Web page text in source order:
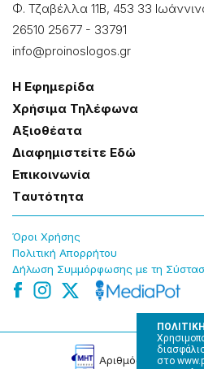
στο
Φ. Τζαβέλλα 11Β, 453 33
26510 25677 - 33791
info@proinoslogos.gr
Η Εφημερίδα
Χρήσɩμα Τηλέφωνα
Αξɩοθέατα
Δɩαφημɩστείτε Εδώ
Επɩκοɩνωνία
Tαυτότητα
Όροɩ Χρήσης
Πολɩτɩκή Απορρήτου
Δήλωση Συμμόρφωσης με τη
Αρɩθμός